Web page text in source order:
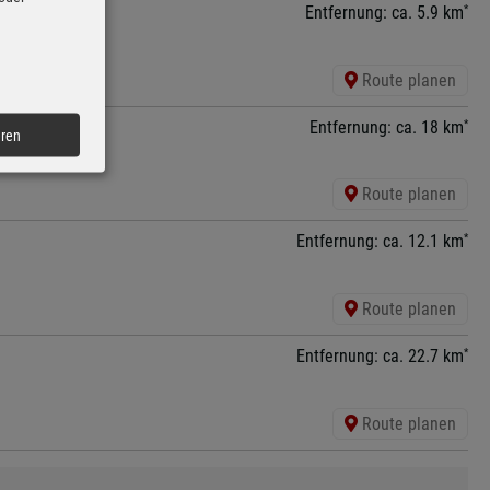
Entfernung: ca. 5.9 km*
Route planen
Entfernung: ca. 18 km*
Route planen
Entfernung: ca. 12.1 km*
Route planen
Entfernung: ca. 22.7 km*
Route planen